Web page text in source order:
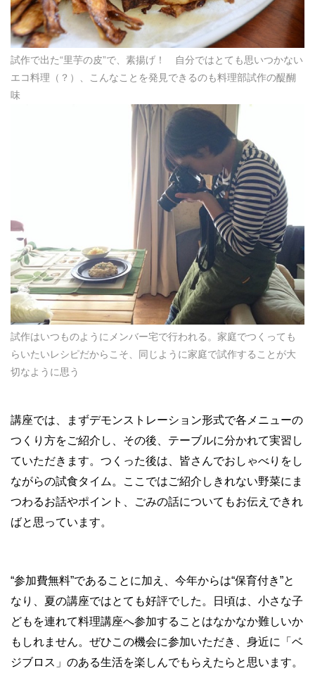
試作で出た“里芋の皮”で、素揚げ！ 自分ではとても思いつかない
エコ料理（？）、こんなことを発見できるのも料理部試作の醍醐
味
試作はいつものようにメンバー宅で行われる。家庭でつくっても
らいたいレシピだからこそ、同じように家庭で試作することが大
切なように思う
講座では、まずデモンストレーション形式で各メニューの
つくり方をご紹介し、その後、テーブルに分かれて実習し
ていただきます。つくった後は、皆さんでおしゃべりをし
ながらの試食タイム。ここではご紹介しきれない野菜にま
つわるお話やポイント、ごみの話についてもお伝えできれ
ばと思っています。
“参加費無料”であることに加え、今年からは“保育付き”と
なり、夏の講座ではとても好評でした。日頃は、小さな子
どもを連れて料理講座へ参加することはなかなか難しいか
もしれません。ぜひこの機会に参加いただき、身近に「ベ
ジブロス」のある生活を楽しんでもらえたらと思います。